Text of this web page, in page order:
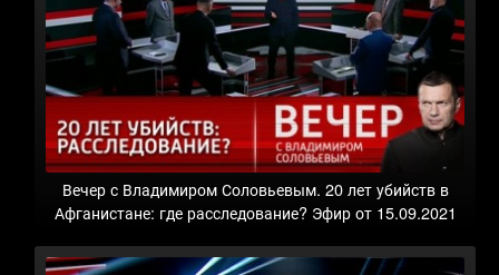
Вечер с Владимиром Соловьевым. 20 лет убийств в
Афганистане: где расследование? Эфир от 15.09.2021